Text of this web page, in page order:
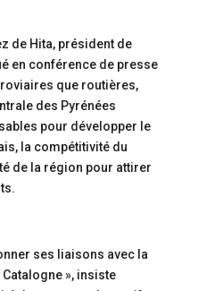
de Hita, président de
en conférence de presse
que routières,
des Pyrénées
pour développer le
la compétitivité du
de la région pour attirer
ses liaisons avec la
», insiste